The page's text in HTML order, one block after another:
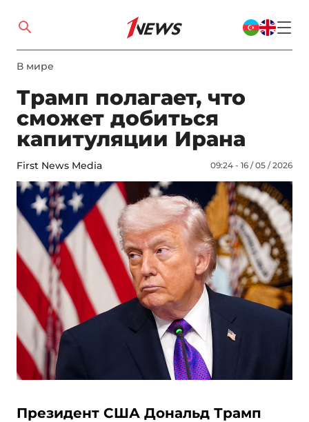
В мире
Трамп полагает, что
сможет добиться
капитуляции Ирана
First News Media 09:24 - 16 / 05 / 2026
Президент США Дональд Трамп